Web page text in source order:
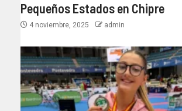
Pequeños Estados en Chipre
4 noviembre, 2025 admin